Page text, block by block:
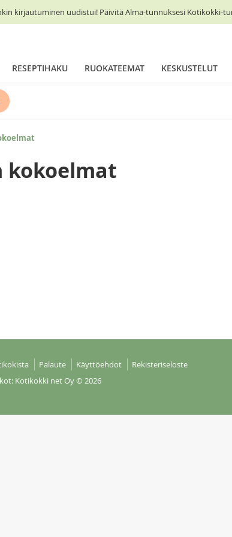
kirjautuminen uudistui! Päivitä Alma-tunnuksesi Kotikokki-
RESEPTIHAKU RUOKATEEMAT KESKUSTELUT
kokoelmat
Palaute Käyttöehdot
Rekisteriseloste
Kotikokki net Oy© 2026